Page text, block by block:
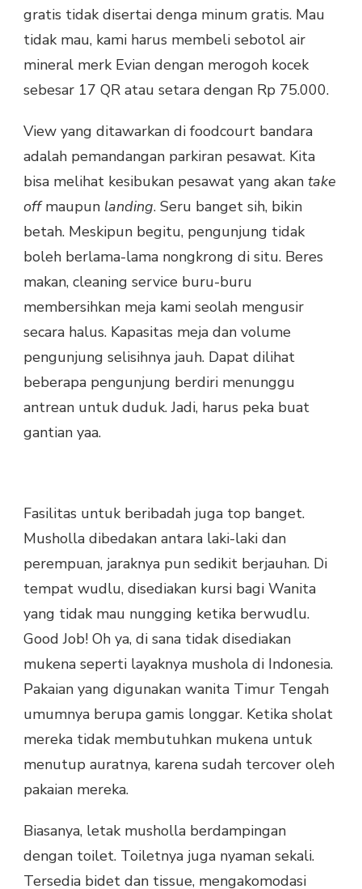
gratis tidak disertai denga minum gratis. Mau
tidak mau, kami harus membeli sebotol air
mineral merk Evian dengan merogoh kocek
sebesar 17 QR atau setara dengan Rp 75.000.
View yang ditawarkan di foodcourt bandara
adalah pemandangan parkiran pesawat. Kita
bisa melihat kesibukan pesawat yang akan take
offmaupun landing. Seru banget sih, bikin
betah. Meskipun begitu, pengunjung tidak
boleh berlama-lama nongkrong di situ. Beres
makan, cleaning service buru-buru
membersihkan meja kami seolah mengusir
secara halus. Kapasitas meja dan volume
pengunjung selisihnya jauh. Dapat dilihat
beberapa pengunjung berdiri menunggu
antrean untuk duduk. Jadi, harus peka buat
gantian yaa.
Fasilitas untuk beribadah juga top banget.
Musholla dibedakan antara laki-laki dan
perempuan, jaraknya pun sedikit berjauhan. Di
tempat wudlu, disediakan kursi bagi Wanita
yang tidak mau nungging ketika berwudlu.
Good Job! Oh ya, di sana tidak disediakan
mukena seperti layaknya mushola di Indonesia.
Pakaian yang digunakan wanita Timur Tengah
umumnya berupa gamis longgar. Ketika sholat
mereka tidak membutuhkan mukena untuk
menutup auratnya, karena sudah tercover oleh
pakaian mereka.
Biasanya, letak musholla berdampingan
dengan toilet. Toiletnya juga nyaman sekali.
Tersedia bidet dan tissue, mengakomodasi